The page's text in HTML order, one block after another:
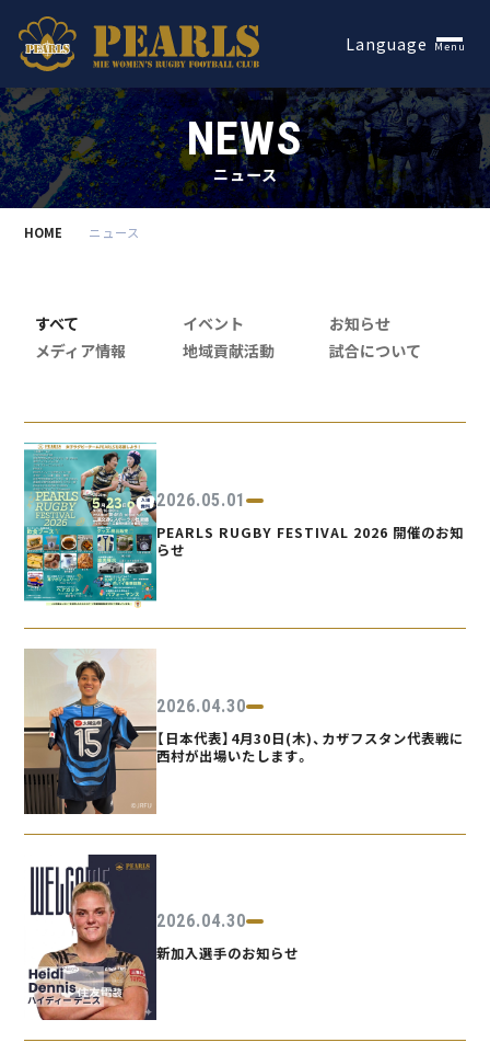
Language Menu
NEWS
ニュース
HOME ニュース
すべて イベント
お知らせ
メディア情報
地域貢献活動 試合について
2026.05.01
PEARLS RUGBY FESTIVAL 2026 開催のお知
らせ
2026.04.30
【日本代表】4月30日(木)、カザフスタン代表戦に
西村が出場いたします。
2026.04.30
新加入選手のお知らせ